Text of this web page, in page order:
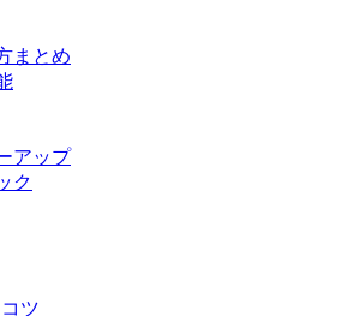
まとめ
アップ
ク
ツ